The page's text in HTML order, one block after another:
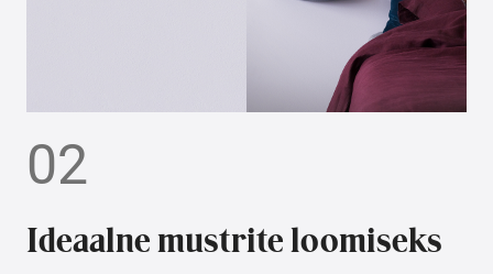
02
Ideaalne mustrite loomiseks